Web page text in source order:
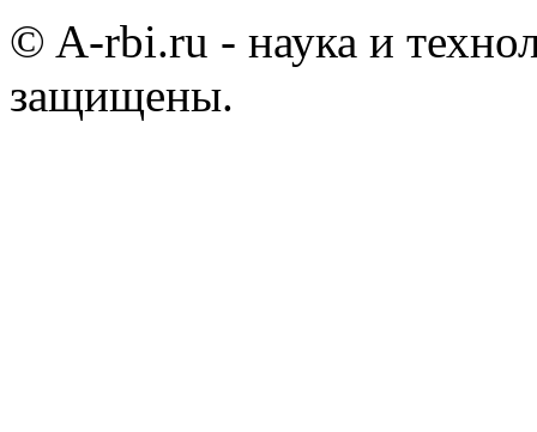
© A-rbi.ru - наука и
защищены.